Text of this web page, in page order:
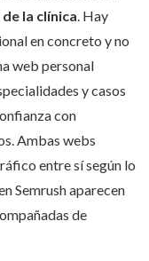
la clínica . Hay
en concreto y no
web personal
y casos
con
Ambas webs
entre sí según lo
Semrush aparecen
de